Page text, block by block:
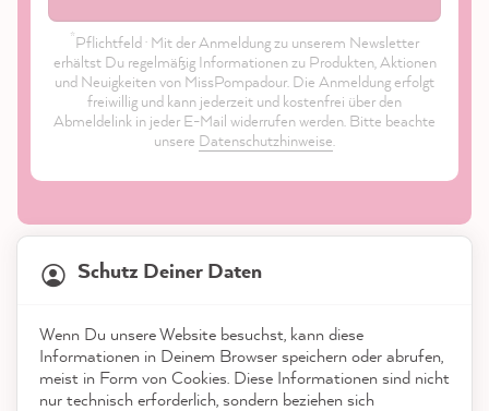
*Pflichtfeld · Mit der Anmeldung zu unserem Newsletter
erhältst Du regelmäßig Informationen zu Produkten, Aktionen
und Neuigkeiten von MissPompadour. Die Anmeldung erfolgt
freiwillig und kann jederzeit und kostenfrei über den
Abmeldelink in jeder E-Mail widerrufen werden. Bitte beachte
unsere Datenschutzhinweise.
Service
Schutz Deiner Daten
Wenn Du unsere Website besuchst, kann diese
Informationen in Deinem Browser speichern oder abrufen,
meist in Form von Cookies. Diese Informationen sind nicht
nur technisch erforderlich, sondern beziehen sich
21.874Bewertungen
reviews-io